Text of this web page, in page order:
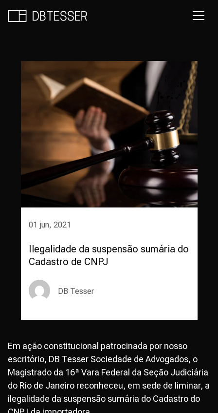
01 jun, 2021
Ilegalidade da suspensão sumária do
Cadastro de CNPJ
DB Tesser
Em ação constitucional patrocinada por nosso
escritório, DB Tesser Sociedade de Advogados, o
Magistrado da 16ª Vara Federal da Seção Judiciária
do Rio de Janeiro reconheceu, em sede de liminar, a
ilegalidade da suspensão sumária do Cadastro do